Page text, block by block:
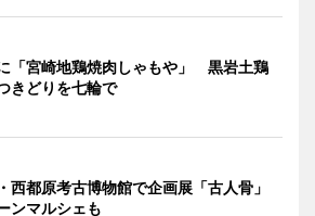
「宮崎地鶏焼肉しゃもや」 黒岩土鶏
きどりを七輪で
西都原考古博物館で企画展「古人骨」
ンマルシェも